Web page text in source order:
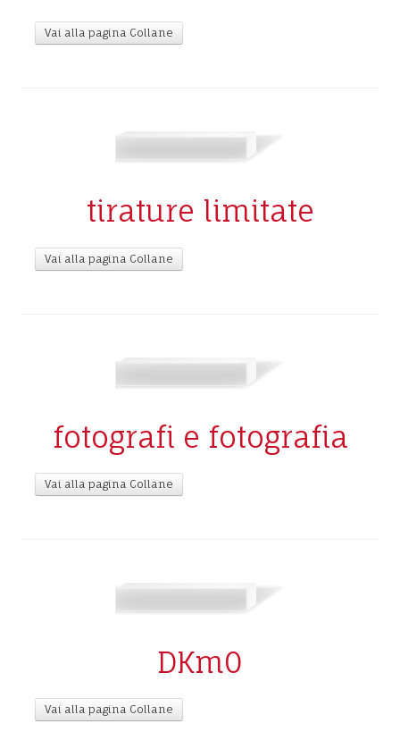
Vai alla pagina Collane
tirature limitate
Vai alla pagina Collane
fotografi e fotografia
Vai alla pagina Collane
DKm0
Vai alla pagina Collane